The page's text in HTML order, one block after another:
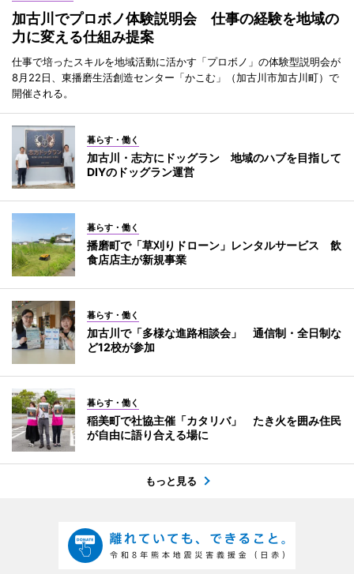
加古川でプロボノ体験説明会 仕事の経験を地域の
力に変える仕組み提案
仕事で培ったスキルを地域活動に活かす「プロボノ」の体験型説明会が
8月22日、東播磨生活創造センター「かこむ」（加古川市加古川町）で
開催される。
暮らす・働く
加古川・志方にドッグラン 地域のハブを目指して
DIYのドッグラン運営
暮らす・働く
播磨町で「草刈りドローン」レンタルサービス 飲
食店店主が新規事業
暮らす・働く
加古川で「多様な進路相談会」 通信制・全日制な
ど12校が参加
暮らす・働く
稲美町で社協主催「カタリバ」 たき火を囲み住民
が自由に語り合える場に
もっと見る